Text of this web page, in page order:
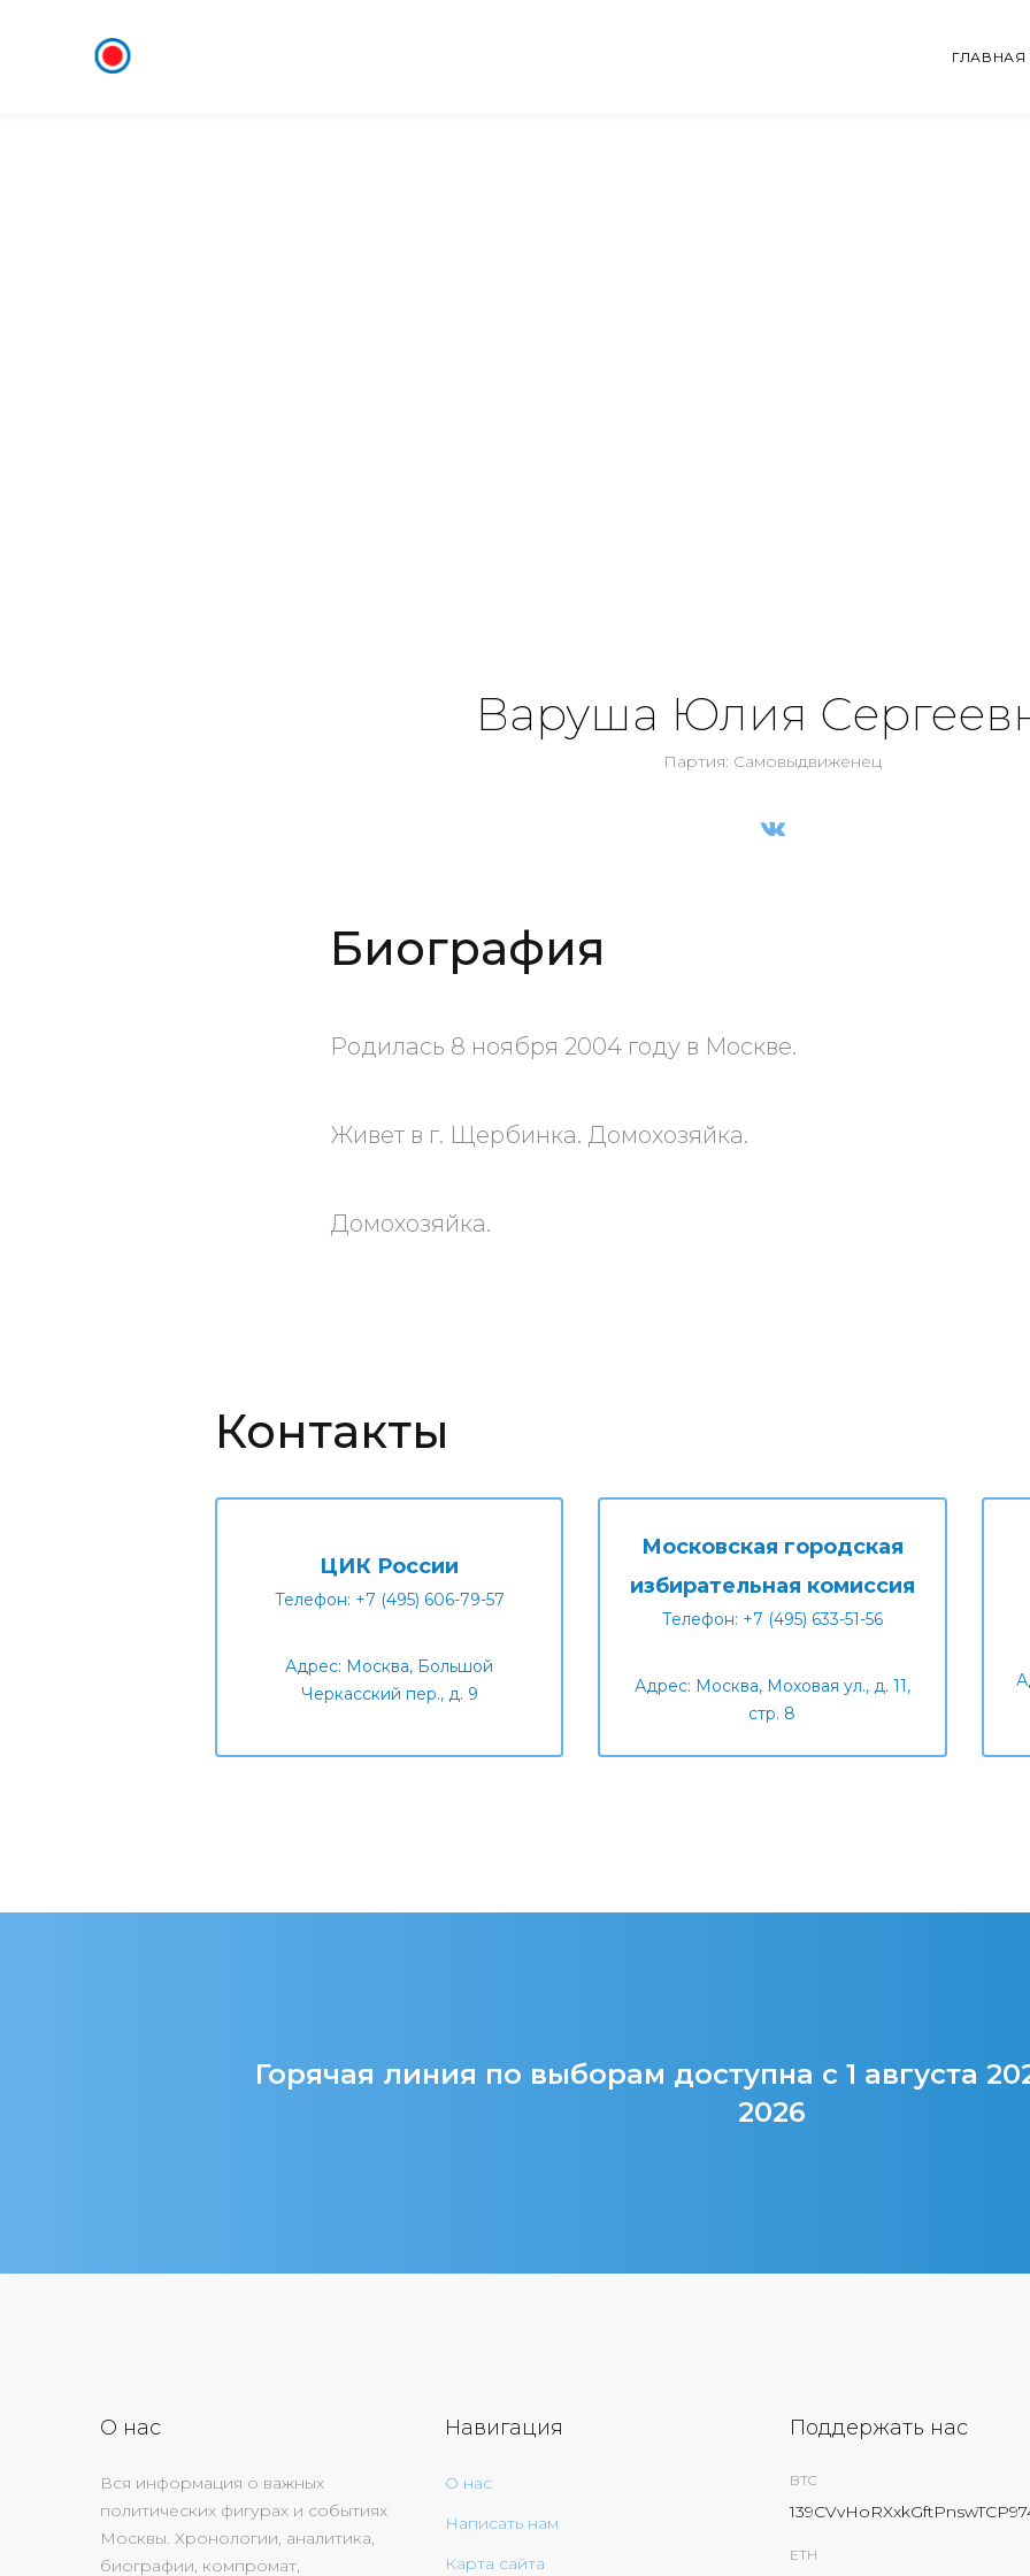
ГЛАВНАЯ
Варуша Юлия
Партия: Самовыдвиженец
Биография
Родилась 8 ноября 2004 году в Москве.
Живет в г. Щербинка. Домохозяйка.
Домохозяйка.
Контакты
ЦИК России
Телефон: +7 (495) 606-79-57
Адрес: Москва, Большой
Черкасский пер., д. 9
Московская городская
избирательная комиссия
Телефон: +7 (495) 633-51-56
Адрес: Москва, Моховая ул., д. 11,
стр. 8
Горячая линия по выборам доступна с 1 августа
2026
О нас
Вся информация о важных
политических фигурах и событиях
Москвы. Хронологии, аналитика,
биографии, компромат,
Навигация
О нас
Написать нам
Карта сайта
Поддержать нас
BTC
ETH